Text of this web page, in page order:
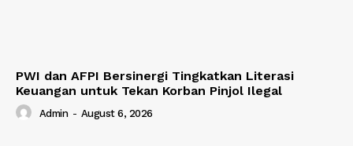
PWI dan AFPI Bersinergi Tingkatkan Literasi
Keuangan untuk Tekan Korban Pinjol Ilegal
Admin - August 6, 2026